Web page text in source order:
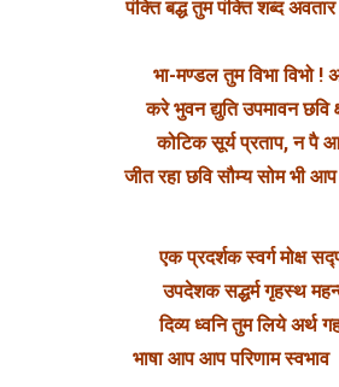
पंक्ति बद्ध तुम पंक्ति शब्द
भा-मण्डल तुम विभा विभो !
करे भुवन द्युति उपमावन छवि
कोटिक सूर्य प्रताप, न पै
जीत रहा छवि सौम्य सोम भी
एक प्रदर्शक स्वर्ग मोक्ष
उपदेशक सद्धर्म गृहस्थ
दिव्य ध्वनि तुम लिये अर्थ
भाषा आप आप परिणाम